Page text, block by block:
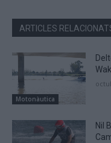
ARTICLES
Motonàutica
Nil